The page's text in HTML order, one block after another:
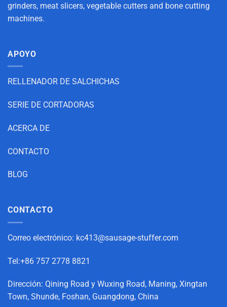
grinders, meat slicers, vegetable cutters and bone cutting
machines.
APOYO
RELLENADOR DE SALCHICHAS
SERIE DE CORTADORAS
ACERCA DE
CONTACTO
BLOG
CONTACTO
Correo electrónico: kc413@sausage-stuffer.com
Tel:+86 757 2778 8821
Dirección: Qining Road y Wuxing Road, Maning, Xingtan
Town, Shunde, Foshan, Guangdong, China